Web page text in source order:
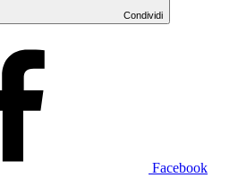
Condividi
Facebook